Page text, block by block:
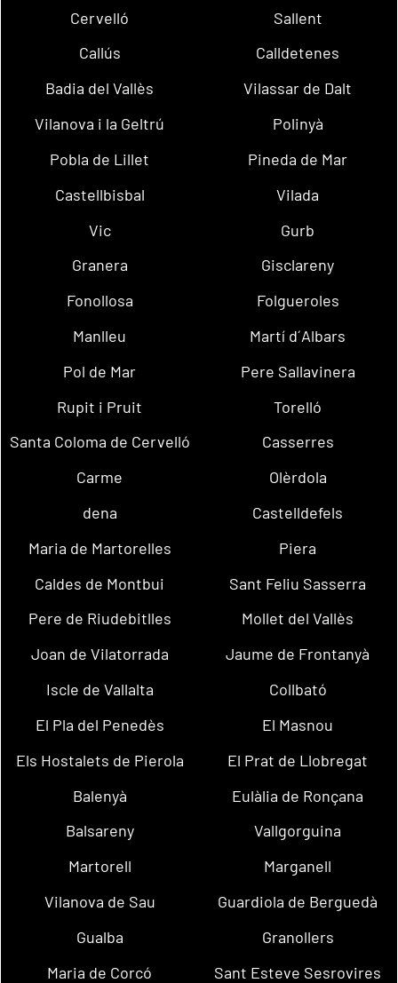
Cervelló
Sallent
Callús
Calldetenes
Badia del Vallès
Vilassar de Dalt
Vilanova i la Geltrú
Polinyà
Pobla de Lillet
Pineda de Mar
Castellbisbal
Vilada
Vic
Gurb
Granera
Gisclareny
Fonollosa
Folgueroles
Manlleu
Martí d´Albars
Pol de Mar
Pere Sallavinera
Rupit i Pruit
Torelló
Santa Coloma de Cervelló
Casserres
Carme
Olèrdola
dena
Castelldefels
Maria de Martorelles
Piera
Caldes de Montbui
Sant Feliu Sasserra
Pere de Riudebitlles
Mollet del Vallès
Joan de Vilatorrada
Jaume de Frontanyà
Iscle de Vallalta
Collbató
El Pla del Penedès
El Masnou
Els Hostalets de Pierola
El Prat de Llobregat
Balenyà
Eulàlia de Ronçana
Balsareny
Vallgorguina
Martorell
Marganell
Vilanova de Sau
Guardiola de Berguedà
Gualba
Granollers
Maria de Corcó
Sant Esteve Sesrovires